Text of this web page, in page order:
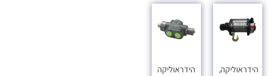
הידראוליקה,
הידראוליקה